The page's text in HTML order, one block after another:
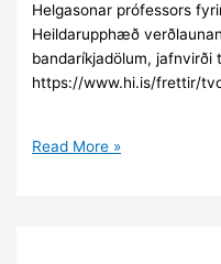
Helgasonar prófessors
Heildarupphæð
bandaríkjadölum, jafnvirði
https://www.hi.is/frettir/
Viðurkenningar
Read More »